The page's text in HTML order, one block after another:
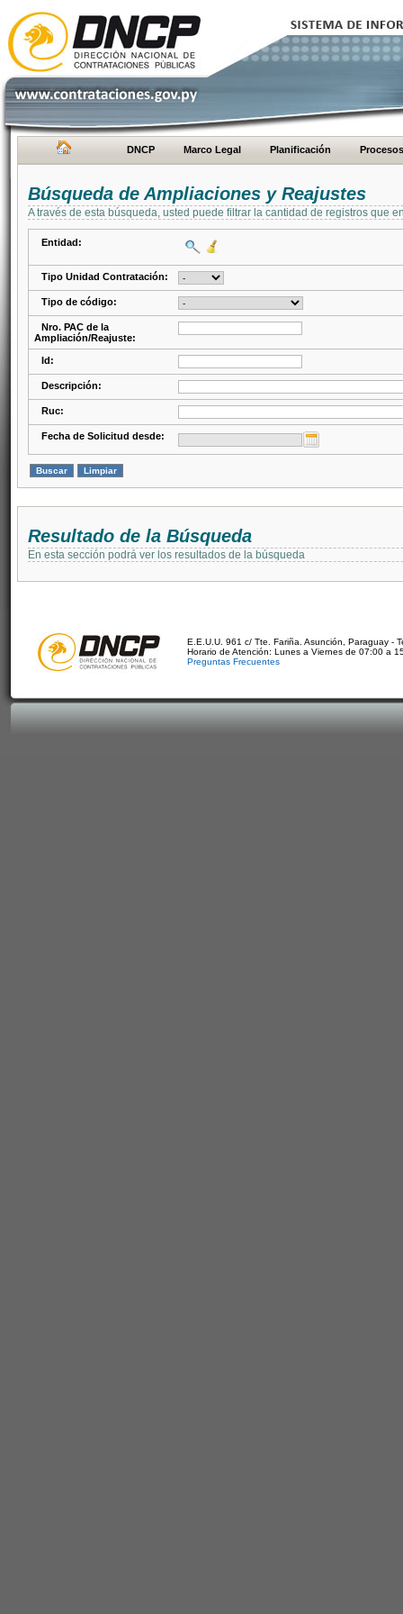
DNCP Marco Legal Planificación Procesos
Búsqueda de Ampliaciones y Reajustes
A través de esta búsqueda, usted puede filtrar la cantidad de registros que
Entidad:
Tipo Unidad Contratación:
Tipo de código:
Nro. PAC de la
Ampliación/Reajuste:
Id:
Descripción:
Ruc:
Fecha de Solicitud desde:
Resultado de la Búsqueda
En esta sección podrá ver los resultados de la búsqueda
E.E.U.U. 961 c/ Tte. Fariña. Asunción, Paraguay -
Horario de Atención: Lunes a Viernes de 07:00 a
Preguntas Frecuentes